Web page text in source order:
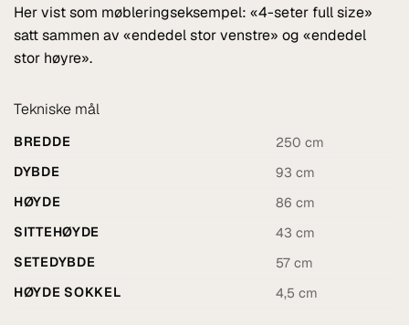
Her vist som møbleringseksempel: «4-seter full size»
satt sammen av «endedel stor venstre» og «endedel
stor høyre».
Tekniske mål
BREDDE
250 cm
DYBDE
93 cm
HØYDE
86 cm
SITTEHØYDE
43 cm
SETEDYBDE
57 cm
HØYDE SOKKEL
4,5 cm